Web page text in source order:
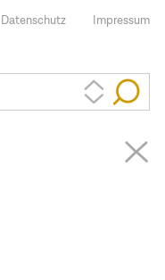
Impressum
Datenschutz